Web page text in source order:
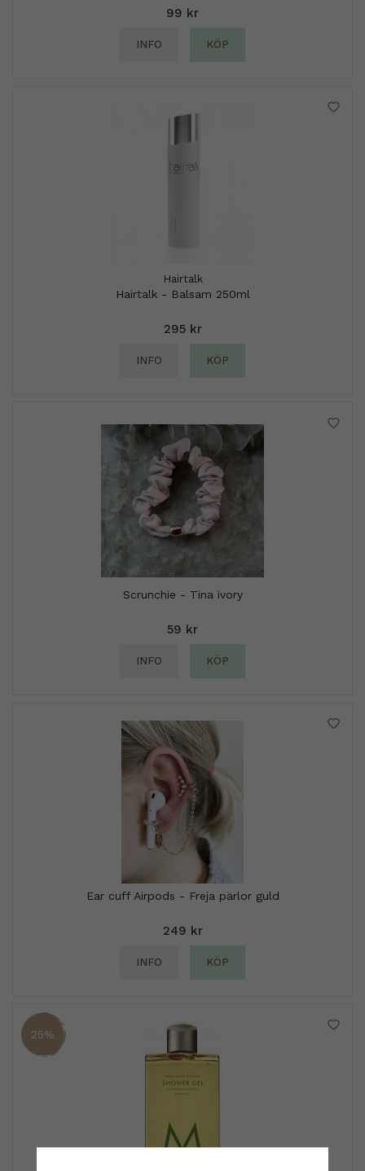
99 kr
INFO KÖP
Hairtalk
Hairtalk - Balsam 250ml
295 kr
INFO KÖP
Scrunchie - Tina ivory
59 kr
INFO KÖP
Ear cuff Airpods - Freja pärlor guld
249 kr
INFO KÖP
25%